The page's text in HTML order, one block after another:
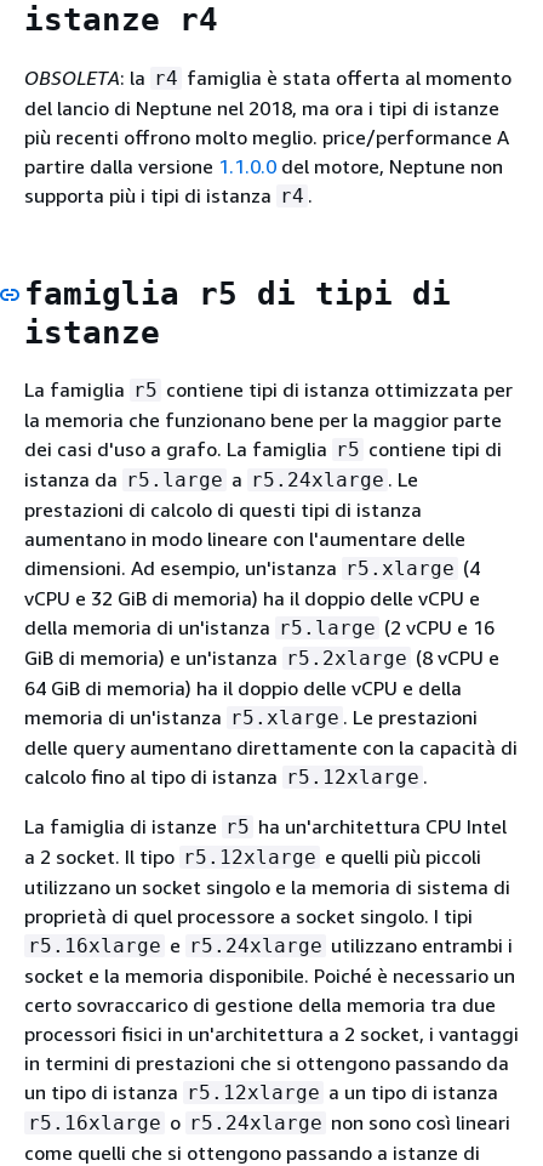
istanze r4
OBSOLETA: la r4 famiglia è stata offerta al momento
del lancio di Neptune nel 2018, ma ora i tipi di istanze
più recenti offrono molto meglio. price/performance A
partire dalla versione 1.1.0.0 del motore, Neptune non
supporta più i tipi di istanza r4 .
famiglia r5 di tipi di
istanze
La famiglia r5 contiene tipi di istanza ottimizzata per
la memoria che funzionano bene per la maggior parte
dei casi d'uso a grafo. La famiglia r5 contiene tipi di
istanza da r5.large a r5.24xlarge . Le
prestazioni di calcolo di questi tipi di istanza
aumentano in modo lineare con l'aumentare delle
dimensioni. Ad esempio, un'istanza r5.xlarge (4
vCPU e 32 GiB di memoria) ha il doppio delle vCPU e
della memoria di un'istanza r5.large (2 vCPU e 16
GiB di memoria) e un'istanza r5.2xlarge (8 vCPU e
64 GiB di memoria) ha il doppio delle vCPU e della
memoria di un'istanza r5.xlarge . Le prestazioni
delle query aumentano direttamente con la capacità di
calcolo fino al tipo di istanza r5.12xlarge .
La famiglia di istanze r5 ha un'architettura CPU Intel
a 2 socket. Il tipo r5.12xlarge e quelli più piccoli
utilizzano un socket singolo e la memoria di sistema di
proprietà di quel processore a socket singolo. I tipi
r5.16xlarge e r5.24xlarge utilizzano entrambi i
socket e la memoria disponibile. Poiché è necessario un
certo sovraccarico di gestione della memoria tra due
processori fisici in un'architettura a 2 socket, i vantaggi
in termini di prestazioni che si ottengono passando da
un tipo di istanza r5.12xlarge a un tipo di istanza
r5.16xlarge o r5.24xlarge non sono così lineari
come quelli che si ottengono passando a istanze di